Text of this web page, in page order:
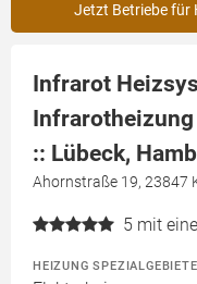
Jetzt Betriebe für
Infrarot
:: Lübeck,
Ahornstraße 19, 23847
5 mit
HEIZUNG SPEZIALGEBIETE